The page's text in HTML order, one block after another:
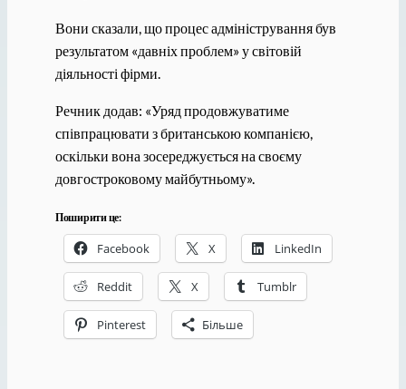
Вони сказали, що процес адміністрування був
результатом «давніх проблем» у світовій
діяльності фірми.
Речник додав: «Уряд продовжуватиме
співпрацювати з британською компанією,
оскільки вона зосереджується на своєму
довгостроковому майбутньому».
Поширити це:
Facebook X LinkedIn
Reddit X Tumblr
Pinterest Більше